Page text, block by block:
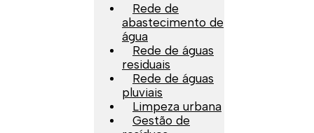
Rede de
abastecimento de
água
Rede de águas
residuais
Rede de águas
pluviais
Limpeza urbana
Gestão de